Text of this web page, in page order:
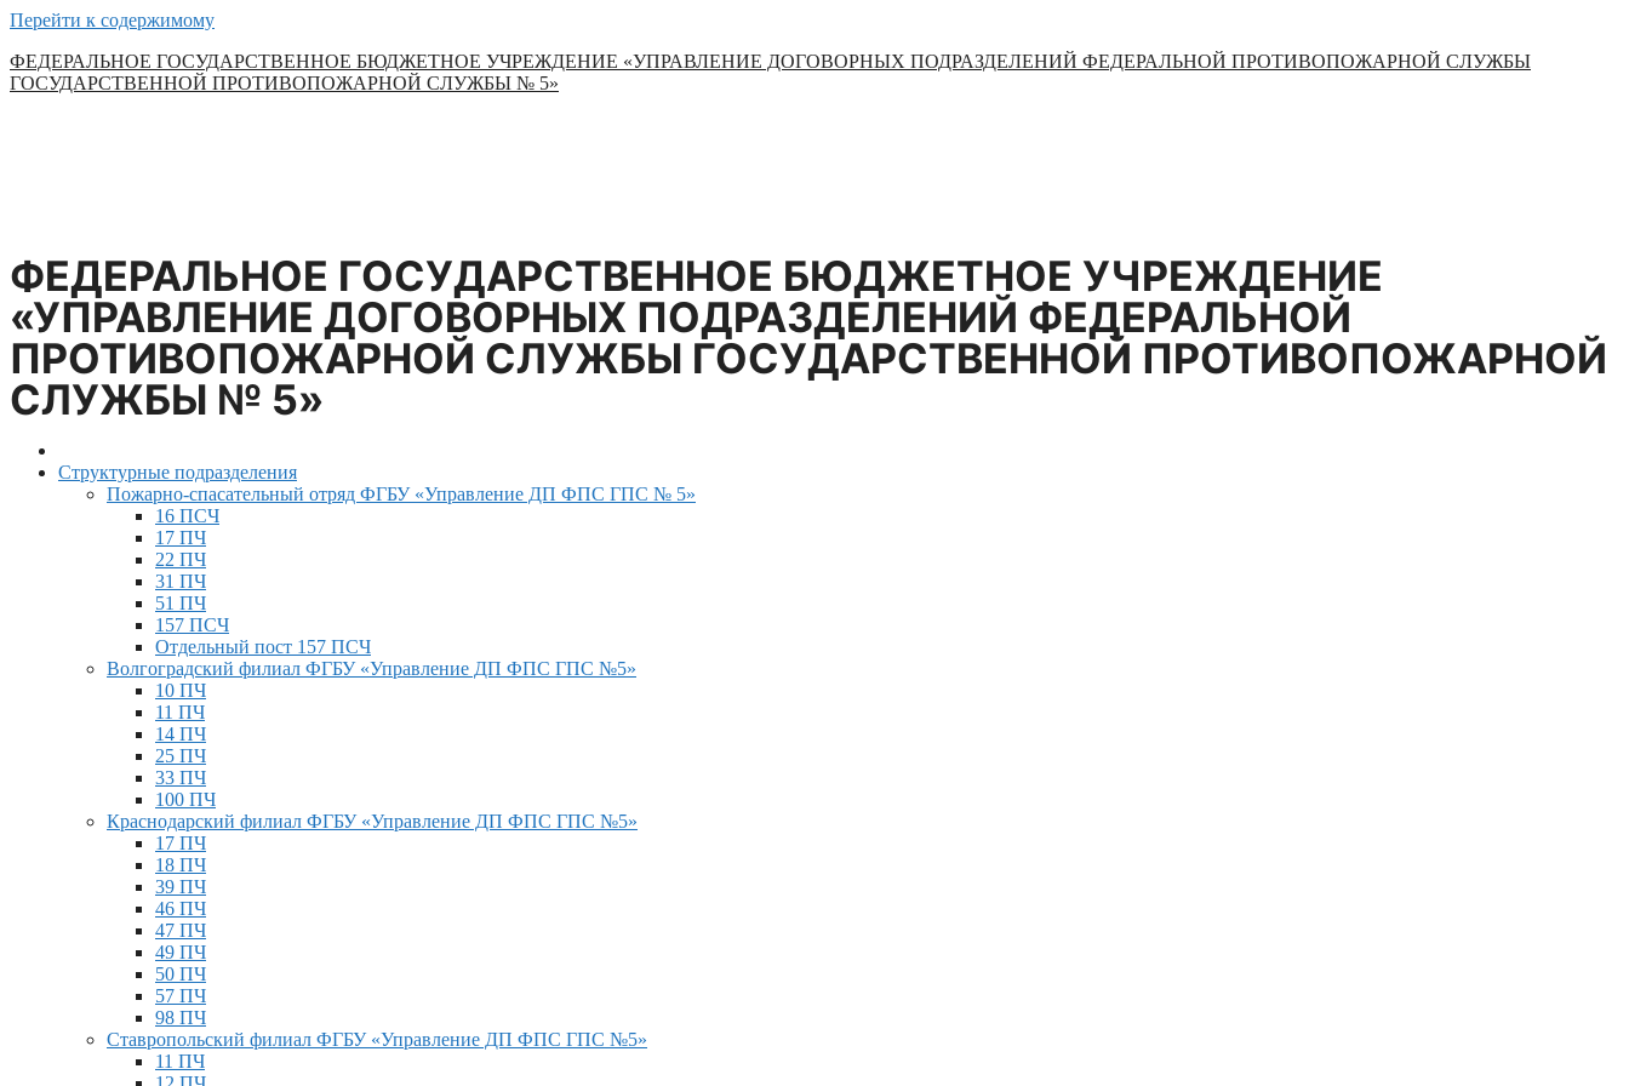
Перейти к содержимому
ФЕДЕРАЛЬНОЕ ГОСУДАРСТВЕННОЕ БЮДЖЕТНОЕ УЧРЕЖДЕНИЕ «УПРАВЛЕНИЕ ДОГОВОРНЫХ ПОДРАЗДЕЛЕНИЙ ФЕДЕРАЛЬНОЙ ПРОТИВОПОЖАРНОЙ СЛУЖБЫ
ГОСУДАРСТВЕННОЙ ПРОТИВОПОЖАРНОЙ СЛУЖБЫ № 5»
ФЕДЕРАЛЬНОЕ ГОСУДАРСТВЕННОЕ БЮДЖЕТНОЕ УЧРЕЖДЕНИЕ
«УПРАВЛЕНИЕ ДОГОВОРНЫХ ПОДРАЗДЕЛЕНИЙ ФЕДЕРАЛЬНОЙ
ПРОТИВОПОЖАРНОЙ СЛУЖБЫ ГОСУДАРСТВЕННОЙ ПРОТИВОПОЖАРНОЙ
СЛУЖБЫ № 5»
Структурные подразделения
Пожарно-спасательный отряд ФГБУ «Управление ДП ФПС ГПС № 5»
16 ПСЧ
17 ПЧ
22 ПЧ
31 ПЧ
51 ПЧ
157 ПСЧ
Отдельный пост 157 ПСЧ
Волгоградский филиал ФГБУ «Управление ДП ФПС ГПС №5»
10 ПЧ
11 ПЧ
14 ПЧ
25 ПЧ
33 ПЧ
100 ПЧ
Краснодарский филиал ФГБУ «Управление ДП ФПС ГПС №5»
17 ПЧ
18 ПЧ
39 ПЧ
46 ПЧ
47 ПЧ
49 ПЧ
50 ПЧ
57 ПЧ
98 ПЧ
Ставропольский филиал ФГБУ «Управление ДП ФПС ГПС №5»
11 ПЧ